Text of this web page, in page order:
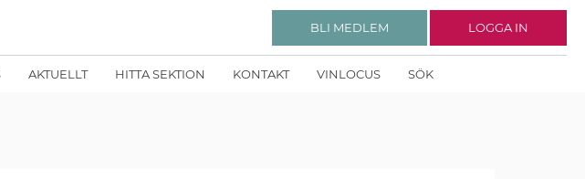
AKTUELLT HITTA SEKTION KONTAKT VINLOCUS SÖK
BLI MEDLEM LOGGA IN